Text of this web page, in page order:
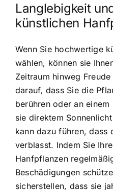
Langlebigkeit
künstlichen
Wenn Sie hochwertige
wählen, können sie
Zeitraum hinweg
darauf, dass Sie die
berühren oder an
sie direktem
kann dazu führen, dass
verblasst. Indem Sie
Hanfpflanzen
Beschädigungen
sicherstellen, dass sie